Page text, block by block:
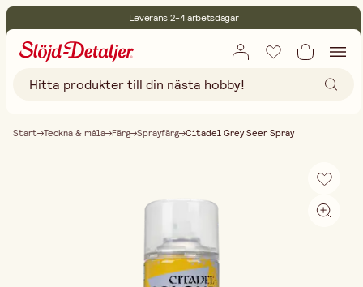
Leverans 2-4 arbetsdagar
30 dagars öppet köp
Start Teckna & måla Färg Sprayfärg Citadel Grey Seer Spray